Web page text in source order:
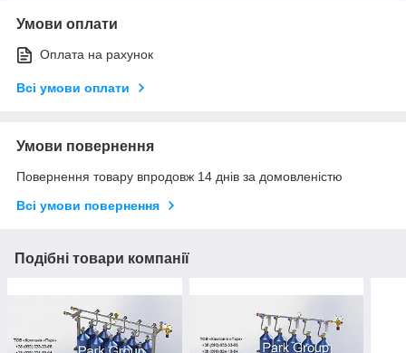
Умови оплати
Оплата на рахунок
Всі умови оплати
Умови повернення
Повернення товару впродовж 14 днів за домовленістю
Всі умови повернення
Подібні товари компанії